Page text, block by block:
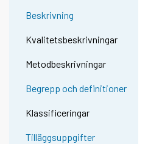
Beskrivning
Kvalitetsbeskrivningar
Metodbeskrivningar
Begrepp och definitioner
Klassificeringar
Tilläggsuppgifter